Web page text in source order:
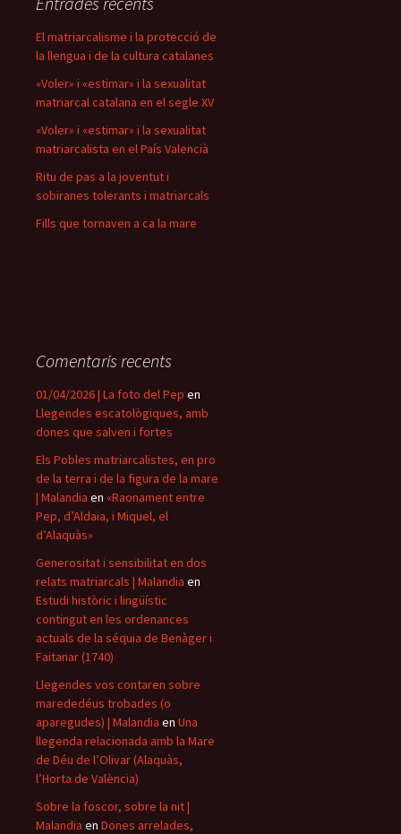
El matriarcalisme i la protecció de
la llengua i de la cultura catalanes
«Voler» i «estimar» i la sexualitat
matriarcal catalana en el segle XV
«Voler» i «estimar» i la sexualitat
matriarcalista en el País Valencià
Ritu de pas a la joventut i
sobiranes tolerants i matriarcals
Fills que tornaven a ca la mare
Comentaris recents
01/04/2026 | La foto del Pep en
Llegendes escatològiques, amb
dones que salven i fortes
Els Pobles matriarcalistes, en pro
de la terra i de la figura de la mare
| Malandia en «Raonament entre
Pep, d’Aldaia, i Miquel, el
d’Alaquàs»
Generositat i sensibilitat en dos
relats matriarcals | Malandia en
Estudi històric i lingüístic
contingut en les ordenances
actuals de la séquia de Benàger i
Faitanar (1740)
Llegendes vos contaren sobre
marededéus trobades (o
aparegudes) | Malandia en Una
llegenda relacionada amb la Mare
de Déu de l’Olivar (Alaquàs,
l’Horta de València)
Sobre la foscor, sobre la nit |
Malandia en Dones arrelades,